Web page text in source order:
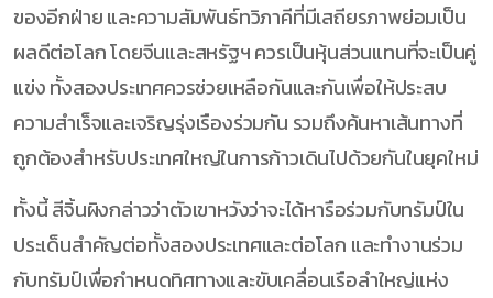
ของอีกฝ่าย และความสัมพันธ์ทวิภาคีที่มีเสถียรภาพย่อมเป็น
ผลดีต่อโลก โดยจีนและสหรัฐฯ ควรเป็นหุ้นส่วนแทนที่จะเป็นคู่
แข่ง ทั้งสองประเทศควรช่วยเหลือกันและกันเพื่อให้ประสบ
ความสำเร็จและเจริญรุ่งเรืองร่วมกัน รวมถึงค้นหาเส้นทางที่
ถูกต้องสำหรับประเทศใหญ่ในการก้าวเดินไปด้วยกันในยุคใหม่
ทั้งนี้ สีจิ้นผิงกล่าวว่าตัวเขาหวังว่าจะได้หารือร่วมกับทรัมป์ใน
ประเด็นสำคัญต่อทั้งสองประเทศและต่อโลก และทำงานร่วม
กับทรัมป์เพื่อกำหนดทิศทางและขับเคลื่อนเรือลำใหญ่แห่ง